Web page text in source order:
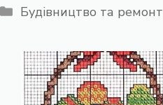
Категорії
Будівництво та ремонт